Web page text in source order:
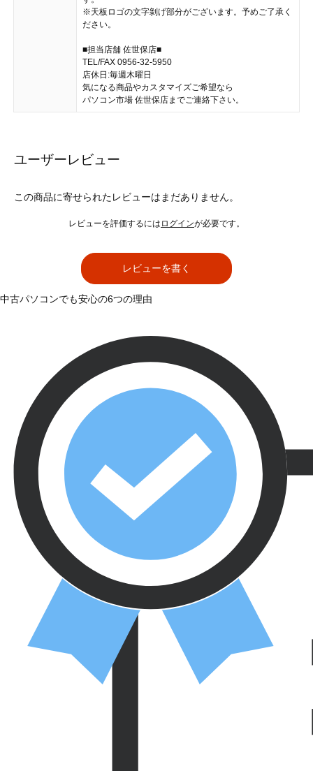
※天板ロゴの文字剝げ部分がございます。予めご了承く
ださい。
■担当店舗 佐世保店■
TEL/FAX 0956-32-5950
店休日:毎週木曜日
気になる商品やカスタマイズご希望なら
パソコン市場 佐世保店までご連絡下さい。
ユーザーレビュー
この商品に寄せられたレビューはまだありません。
レビューを評価するには ログインが必要です。
レビューを書く
中古パソコンでも安心の6つの理由